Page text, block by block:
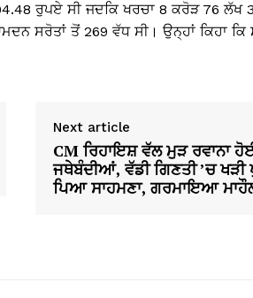
ਰੁਪਏ ਸੀ ਜਦਕਿ ਖਰਚਾ 8 ਕਰੋੜ 76 ਲੱਖ
ਸਰੋਤਾਂ ਤੋਂ 269 ਵੱਧ ਸੀ। ਉਨ੍ਹਾਂ ਕਿਹਾ ਕਿ
Next article
CM ਰਿਹਾਇਸ਼ ਵੱਲ ਮੁੜ ਰਵਾਨਾ
ਜਥੇਬੰਦੀਆਂ, ਵੱਡੀ ਗਿਣਤੀ ’ਚ ਖੜੀ
ਪਿਆ ਸਾਹਮਣਾ, ਗਰਮਾਇਆ